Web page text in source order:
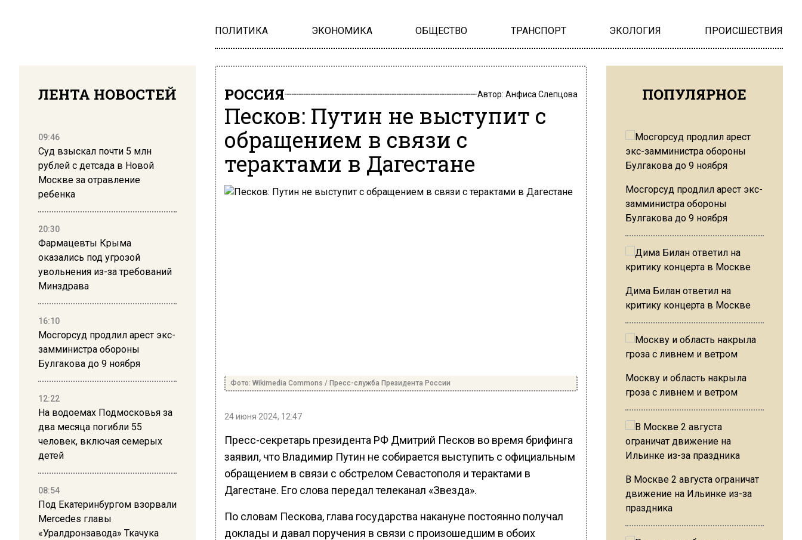
ПОЛИТИКА ЭКОНОМИКА ОБЩЕСТВО ТРАНСПОРТ ЭКОЛОГИЯ ПРОИСШЕСТВИЯ
ЛЕНТА НОВОСТЕЙ
09:46
Суд взыскал почти 5 млн
рублей с детсада в Новой
Москве за отравление
ребенка
20:30
Фармацевты Крыма
оказались под угрозой
увольнения из-за требований
Минздрава
16:10
Мосгорсуд продлил арест экс-
замминистра обороны
Булгакова до 9 ноября
12:22
На водоемах Подмосковья за
два месяца погибли 55
человек, включая семерых
детей
08:54
Под Екатеринбургом взорвали
Mercedes главы
«Уралдронзавода» Ткачука
РОССИЯ Автор: Анфиса Слепцова
Песков: Путин не выступит с
обращением в связи с
терактами в Дагестане
Фото: Wikimedia Commons / Пресс-служба Президента России
24 июня 2024, 12:47
Пресс-секретарь президента РФ Дмитрий Песков во время брифинга
заявил, что Владимир Путин не собирается выступить с официальным
обращением в связи с обстрелом Севастополя и терактами в
Дагестане. Его слова передал телеканал «Звезда».
По словам Пескова, глава государства накануне постоянно получал
доклады и давал поручения в связи с произошедшим в обоих
ПОПУЛЯРНОЕ
Мосгорсуд продлил арест экс-
замминистра обороны
Булгакова до 9 ноября
Дима Билан ответил на
критику концерта в Москве
Москву и область накрыла
гроза с ливнем и ветром
В Москве 2 августа ограничат
движение на Ильинке из-за
праздника